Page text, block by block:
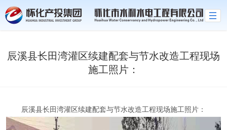
世界杯官网线上平台
辰溪县长田湾灌区续建配套与节水改造工程现场
施工照片：
辰溪县长田湾灌区续建配套与节水改造工程现场施工照片：